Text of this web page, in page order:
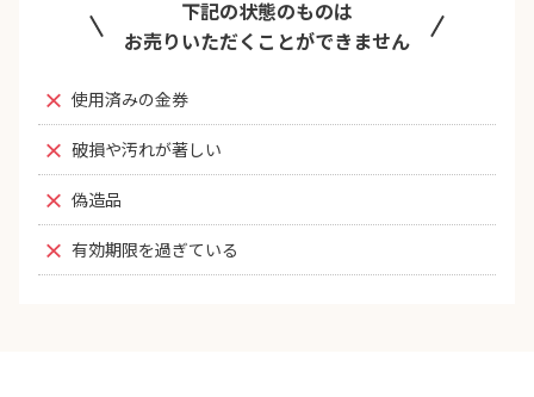
下記の状態のものは
お売りいただくことができません
使用済みの金券
破損や汚れが著しい
偽造品
有効期限を過ぎている